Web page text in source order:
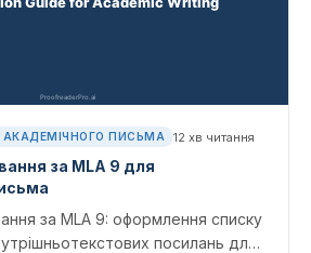
АКАДЕМІЧНОГО ПИСЬМА 12 хв читання
за MLA 9 для
за MLA 9: оформлення списку
посилань для